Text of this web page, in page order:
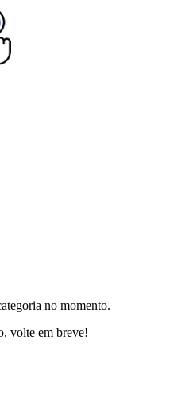
no momento.
volte em breve!